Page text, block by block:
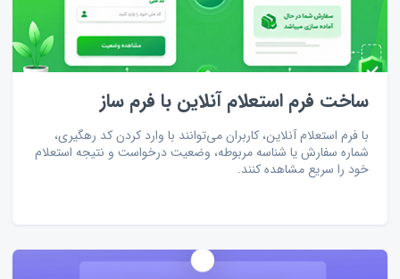
ساخت فرم استعلام آنلاین با فرم ساز
با فرم استعلام آنلاین، کاربران می‌توانند با وارد کردن کد رهگیری،
شماره سفارش یا شناسه مربوطه، وضعیت درخواست و نتیجه استعلام
خود را سریع مشاهده کنند.